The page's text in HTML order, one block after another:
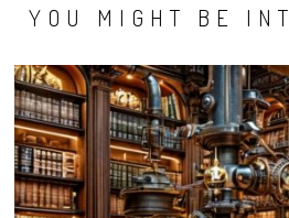
YOU MIGHT BE